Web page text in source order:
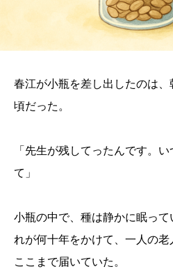
春江が小瓶を差し出したのは
頃だった。
「先生が残してったんです。
て」
小瓶の中で、種は静かに眠っ
れが何十年をかけて、一人の老
ここまで届いていた。